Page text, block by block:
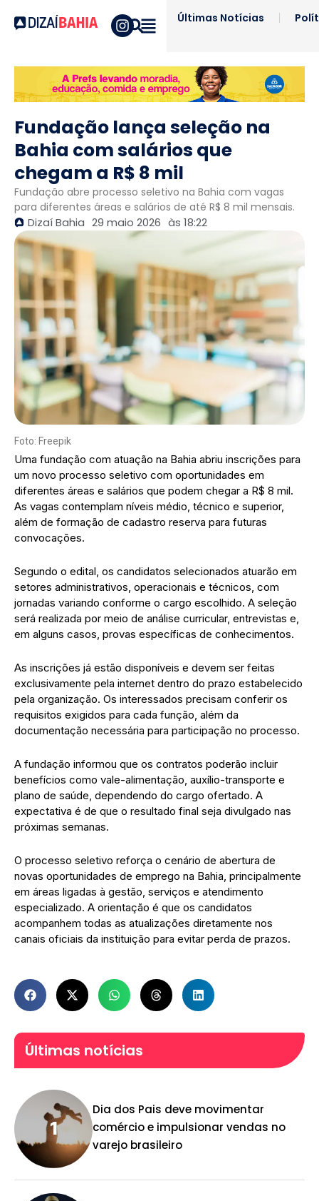
Últimas Notícias
Fundação lança seleção na
Bahia com salários que
chegam a R$ 8 mil
Fundação abre processo seletivo na Bahia com vagas
para diferentes áreas e salários de até R$ 8 mil mensais.
Dizaí Bahia 29 maio 2026 às 18:22
Foto: Freepik
Uma fundação com atuação na Bahia abriu inscrições para
um novo processo seletivo com oportunidades em
diferentes áreas e salários que podem chegar a R$ 8 mil.
As vagas contemplam níveis médio, técnico e superior,
além de formação de cadastro reserva para futuras
convocações.
Segundo o edital, os candidatos selecionados atuarão em
setores administrativos, operacionais e técnicos, com
jornadas variando conforme o cargo escolhido. A seleção
será realizada por meio de análise curricular, entrevistas e,
em alguns casos, provas específicas de conhecimentos.
As inscrições já estão disponíveis e devem ser feitas
exclusivamente pela internet dentro do prazo estabelecido
pela organização. Os interessados precisam conferir os
requisitos exigidos para cada função, além da
documentação necessária para participação no processo.
A fundação informou que os contratos poderão incluir
benefícios como vale-alimentação, auxílio-transporte e
plano de saúde, dependendo do cargo ofertado. A
expectativa é de que o resultado final seja divulgado nas
próximas semanas.
O processo seletivo reforça o cenário de abertura de
novas oportunidades de emprego na Bahia, principalmente
em áreas ligadas à gestão, serviços e atendimento
especializado. A orientação é que os candidatos
acompanhem todas as atualizações diretamente nos
canais oficiais da instituição para evitar perda de prazos.
Últimas notícias
Dia dos Pais deve movimentar
comércio e impulsionar vendas no
varejo brasileiro